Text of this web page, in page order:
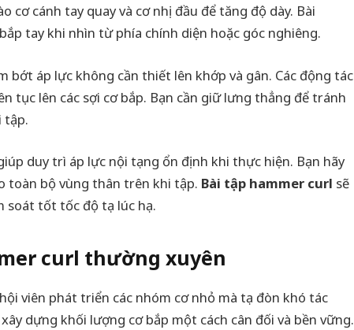
cơ cánh tay quay và cơ nhị đầu để tăng độ dày. Bài
tay khi nhìn từ phía chính diện hoặc góc nghiêng.
áp lực không cần thiết lên khớp và gân. Các động tác
tục lên các sợi cơ bắp. Bạn cần giữ lưng thẳng để tránh
tập.
duy trì áp lực nội tạng ổn định khi thực hiện. Bạn hãy
toàn bộ vùng thân trên khi tập. Bài tập hammer curl sẽ
soát tốt tốc độ tạ lúc hạ.
curl thường xuyên
viên phát triển các nhóm cơ nhỏ mà tạ đòn khó tác
dựng khối lượng cơ bắp một cách cân đối và bền vững.